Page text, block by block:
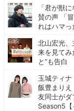
「君が獣
賛の声 「
れはハマっ
北山宏光
来を見てみ
と”も告白
玉城ティナ
飯豊まり
友同士がダ
Season5【